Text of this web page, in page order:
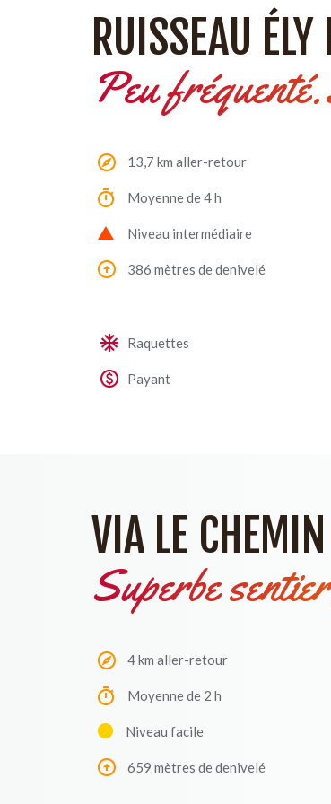
RUISSEAU
Peu
13,7 km aller-retour
Moyenne de 4 h
Niveau intermédiaire
386 mètres de denivelé
Raquettes
Payant
VIA LE
Superbe
4 km aller-retour
Moyenne de 2 h
Niveau facile
659 mètres de denivelé